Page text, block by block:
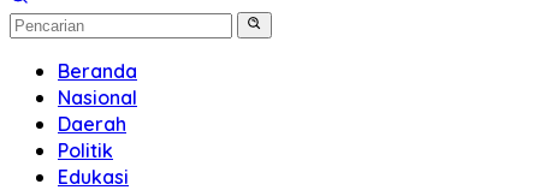
Beranda
Nasional
Daerah
Politik
Edukasi